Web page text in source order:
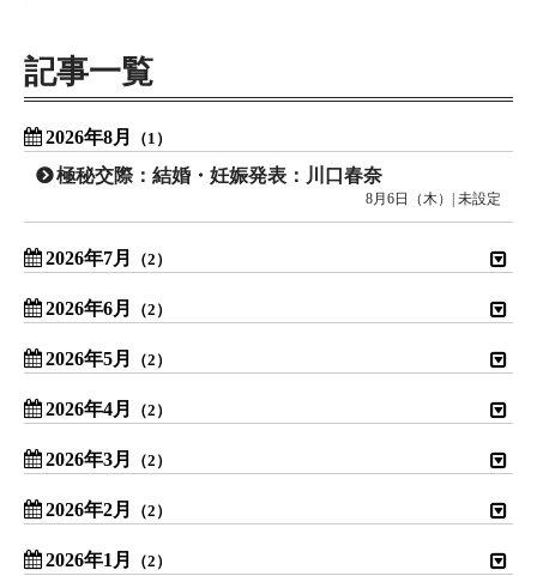
記事一覧
2026年8月 （1）
極秘交際：結婚・妊娠発表：川口春奈
8月6日（木）| 未設定
2026年7月 （2）
2026年6月 （2）
2026年5月 （2）
2026年4月 （2）
2026年3月 （2）
2026年2月 （2）
2026年1月 （2）